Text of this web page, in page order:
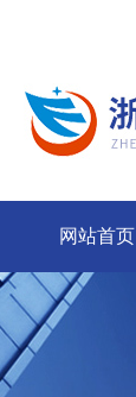
网站首页